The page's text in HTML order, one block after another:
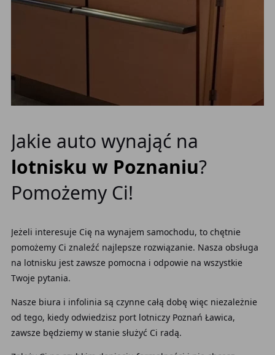
Jakie auto wynająć na
lotnisku w Poznaniu?
Pomożemy Ci!
Jeżeli interesuje Cię na wynajem samochodu, to chętnie
pomożemy Ci znaleźć najlepsze rozwiązanie. Nasza obsługa
na lotnisku jest zawsze pomocna i odpowie na wszystkie
Twoje pytania.
Nasze biura i infolinia są czynne całą dobę więc niezależnie
od tego, kiedy odwiedzisz port lotniczy Poznań Ławica,
zawsze będziemy w stanie służyć Ci radą.